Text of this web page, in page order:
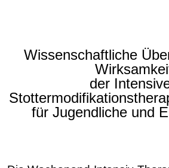
Wissenschaftliche
der
für Jugendliche und